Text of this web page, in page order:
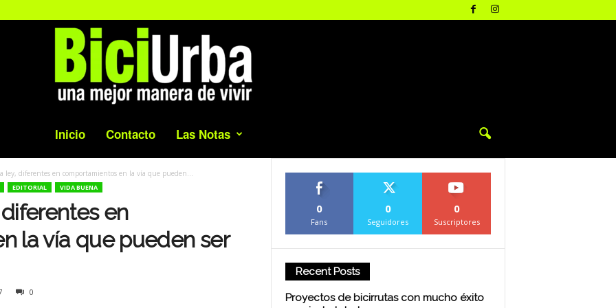
Inicio Contacto Las Notas
ley, diferentes en comportamientos en la vía que pueden...
EDITORIAL VIDA BUENA
en
la vía que pueden ser
0
0
Fans
0
Seguidores
0
Suscriptores
Recent Posts
Proyectos de bicirrutas con mucho éxito